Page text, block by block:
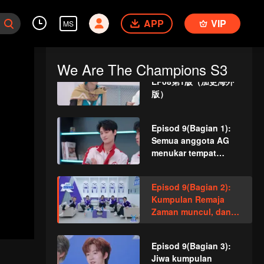
MS APP VIP
We Are The Champions S3
permainan dan
mengatakan kata-kata
1版（加更分类）
《谁是峡谷垫底王？》
EP08第1版（加更海外
版）
Episod 9(Bagian 1):
Semua anggota AG
menukar tempat
rutin, Liga Remaja
Zaman bersedia!
Episod 9(Bagian 2):
Kumpulan Remaja
Zaman muncul, dan
seluruh anggota
lembah!
Episod 9(Bagian 3):
Jiwa kumpulan